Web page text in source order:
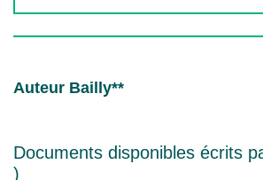
Auteur Bailly**
Documents disponibles écrits
)